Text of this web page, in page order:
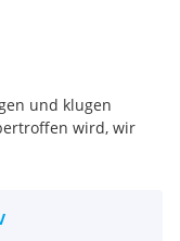
und klugen
wird, wir